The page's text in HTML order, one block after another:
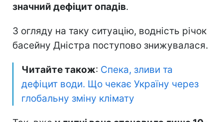
значний дефіцит опадів.
З огляду на таку ситуацію, водність річок
басейну Дністра поступово знижувалася.
Читайте також: Спека, зливи та
дефіцит води. Що чекає Україну через
глобальну зміну клімату